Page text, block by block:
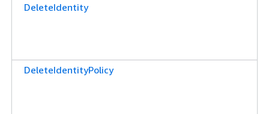
DeleteIdentity
DeleteIdentityPolicy